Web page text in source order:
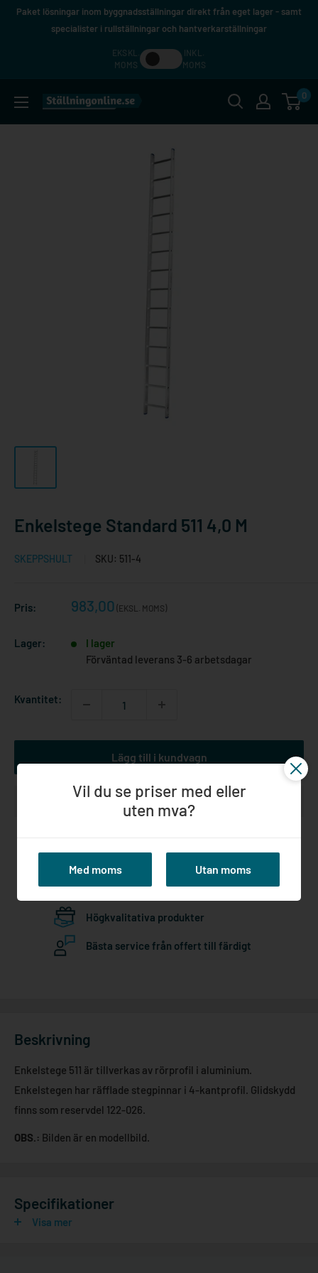
HoppaPaket lösningar inom byggnadsställningar direkt från eget lager - samt
specialister i rullställningar och hantverkarställningar
EKSKL.
MOMS
INKL.
MOMS
Ställningonline.se
0
Enkelstege Standard 511 4,0 M
SKEPPSHULT SKU: 511-4
Pris: Reapris
983,00 (EKSL. MOMS)
Lager:
I lager
Förväntad leverans 3-6 arbetsdagar
Kvantitet:
Lägg till i kundvagn
Långvarig expertis inom ställningar
Högkvalitativa produkter
Bästa service från offert till färdigt
Beskrivning
Enkelstege 511 är tillverkas av rörprofil i aluminium.
Enkelstegen har räfflade stegpinnar i 4-kantprofil. Glidskydd
finns som reservdel 122-026.
OBS.: Bilden är en modellbild.
Specifikationer
Visa mer
Vil du se priser med eller
uten mva?
Med moms Utan moms